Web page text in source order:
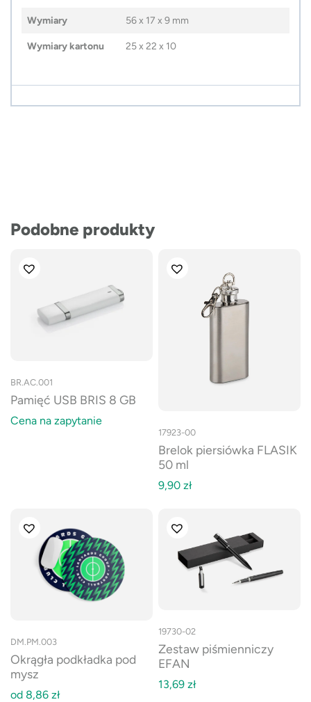
Wymiary 56 x 17 x 9 mm
Wymiary kartonu 25 x 22 x 10
Podobne produkty
BR.AC.001
Pamięć USB BRIS 8 GB
Cena na zapytanie
17923-00
Brelok piersiówka FLASIK
50 ml
9,90 zł
DM.PM.003
Okrągła podkładka pod
mysz
od 8,86 zł
19730-02
Zestaw piśmienniczy
EFAN
13,69 zł